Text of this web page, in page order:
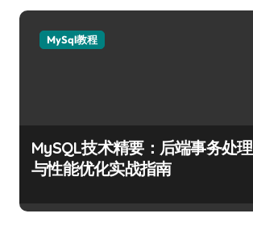
MySql教程
MySQL技术精要：后端事务处理
与性能优化实战指南